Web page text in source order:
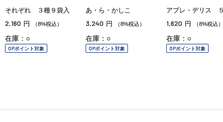
それぞれ ３種９袋入
2,160 円 （8%税込）
在庫：○
OPポイント対象
あ・ら・かしこ
3,240 円 （8%税込）
在庫：○
OPポイント対象
アプレ・デリス
1,620 円 （8%税込）
在庫：○
OPポイント対象